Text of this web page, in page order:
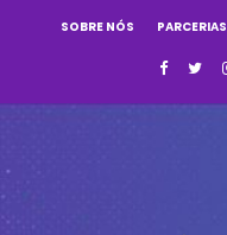
SOBRE NÓS PARCERIAS